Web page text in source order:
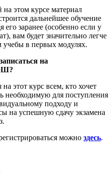
этом курсе материал
дальнейшее обучение
его заранее (особенно если у
вам будет значительно легче
в первых модулях.
на
этот курс всем, кто хочет
необходимую для поступления
подходу и
на успешную сдачу экзамена
можно здесь.